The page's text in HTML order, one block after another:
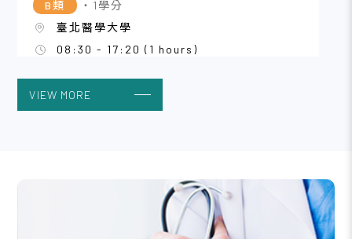
B類
・1學分
臺北醫學大學
08:30 - 17:20 (1 hours)
澎湖縣婦幼健康促進暨高風險孕產婦教育訓練
國防醫學大學三軍總醫院澎湖分院舊大樓二
VIEW MORE